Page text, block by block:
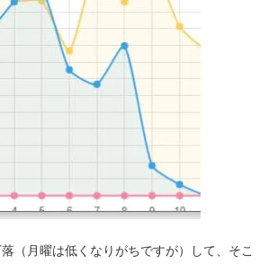
（月曜は低くなりがちですが）して、そこ